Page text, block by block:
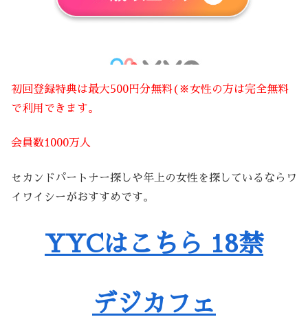
初回登録特典は最大500円分無料(※女性の方は完全無料
で利用できます。
会員数1000万人
セカンドパートナー探しや年上の女性を探しているならワ
イワイシーがおすすめです。
YYCはこちら 18禁
デジカフェ